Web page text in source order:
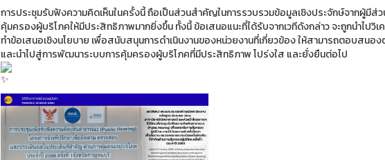
การประชุมรับฟังความคิดเห็นในครั้งนี้ ถือเป็นส่วนสำคัญในการรวบรวมข้อมูลเชิงประจักษ์จากผู้มีส่
คุ้มครองผู้บริโภคให้มีประสิทธิภาพมากยิ่งขึ้น ทั้งนี้ ข้อเสนอแนะที่ได้รับจากเวทีดังกล่าว จะถูกนำไปวิเ
ทำข้อเสนอเชิงนโยบาย เพื่อสนับสนุนการดำเนินงานของหน่วยงานที่เกี่ยวข้อง ให้สามารถตอบสนอ
และนำไปสู่การพัฒนาระบบการคุ้มครองผู้บริโภคที่มีประสิทธิภาพ โปร่งใส และยั่งยืนต่อไป